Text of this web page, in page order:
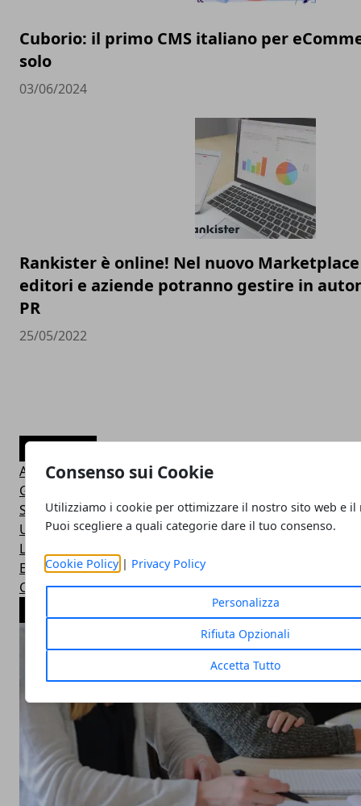
Consenso sui Cookie
Utilizziamo i cookie per ottimizzare il nostro sito web e il
Puoi scegliere a quali categorie dare il tuo consenso.
Cookie Policy| Privacy Policy
Personalizza
Rifiuta Opzionali
Accetta Tutto
Cuborio: il primo CMS italiano per
solo
03/06/2024
Rankister è online! Nel nuovo
editori e aziende potranno gestire in
PR
25/05/2022
CATEGORIE
Attualità Italia
Guide e Manuali
Società e Cultura
Un po' di tutto!
Lavoro
Economia, Finanza e Forex
Casa e Giardino